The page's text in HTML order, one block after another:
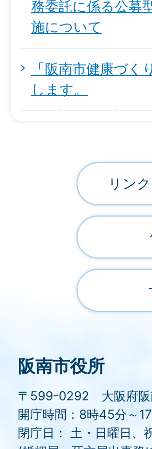
務委託に係る公募
施について
「阪南市健康づ
します。
リン
阪南市役所
〒599-0292 大阪府阪
開庁時間：8時45分～
閉庁日： 土・日曜日、